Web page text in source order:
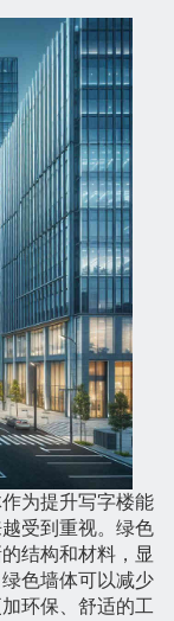
为提升写字楼能
受到重视。绿色
结构和材料，显
色墙体可以减少
环保、舒适的工